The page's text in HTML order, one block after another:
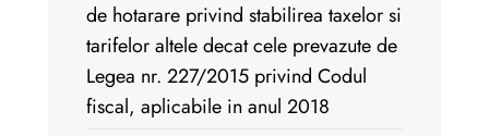
de hotarare privind stabilirea taxelor si
tarifelor altele decat cele prevazute de
Legea nr. 227/2015 privind Codul
fiscal, aplicabile in anul 2018